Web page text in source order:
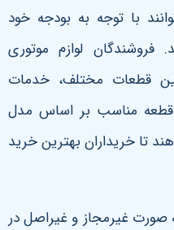
با توجه به بودجه خود
فروشندگان لوازم موتوری
قطعات مختلف، خدمات
مناسب بر اساس مدل
تا خریداران بهترین خرید
صورت غیرمجاز و غیراصل در